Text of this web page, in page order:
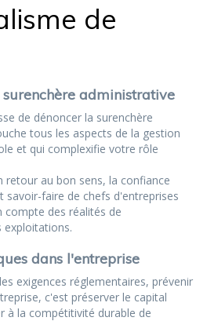
de
administrative
de dénoncer la surenchère
tous les aspects de la gestion
et qui complexifie votre rôle
retour au bon sens, la confiance
savoir-faire de chefs d'entreprises
compte des réalités de
dans l'entreprise
exigences réglementaires, prévenir
c'est préserver le capital
à la compétitivité durable de